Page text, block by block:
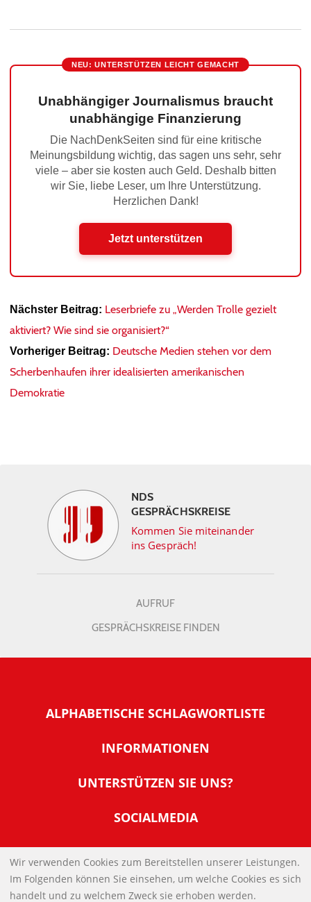
NEU: UNTERSTÜTZEN LEICHT GEMACHT
Unabhängiger Journalismus braucht
unabhängige Finanzierung
Die NachDenkSeiten sind für eine kritische
Meinungsbildung wichtig, das sagen uns sehr, sehr
viele – aber sie kosten auch Geld. Deshalb bitten
wir Sie, liebe Leser, um Ihre Unterstützung.
Herzlichen Dank!
Jetzt unterstützen
Nächster Beitrag: Leserbriefe zu „Werden Trolle gezielt
aktiviert? Wie sind sie organisiert?“
Vorheriger Beitrag: Deutsche Medien stehen vor dem
Scherbenhaufen ihrer idealisierten amerikanischen
Demokratie
NDS
GESPRÄCHSKREISE
Kommen Sie miteinander
ins Gespräch!
AUFRUF
GESPRÄCHSKREISE FINDEN
ALPHABETISCHE SCHLAGWORTLISTE
INFORMATIONEN
Warum NachDenkSeiten
Tipps zur Nutzung der NachDenkSeiten
Banner und E-Mail-Signaturen
Links
Kontakt
UNTERSTÜTZEN SIE UNS?
Werden Sie Fördermitglied
Spenden Sie Online
SOCIALMEDIA
IMPRESSUM
DATENSCHUTZERKLÄRUNG
Wir verwenden Cookies zum Bereitstellen unserer Leistungen.
Im Folgenden können Sie einsehen, um welche Cookies es sich
handelt und zu welchem Zweck sie erhoben werden.